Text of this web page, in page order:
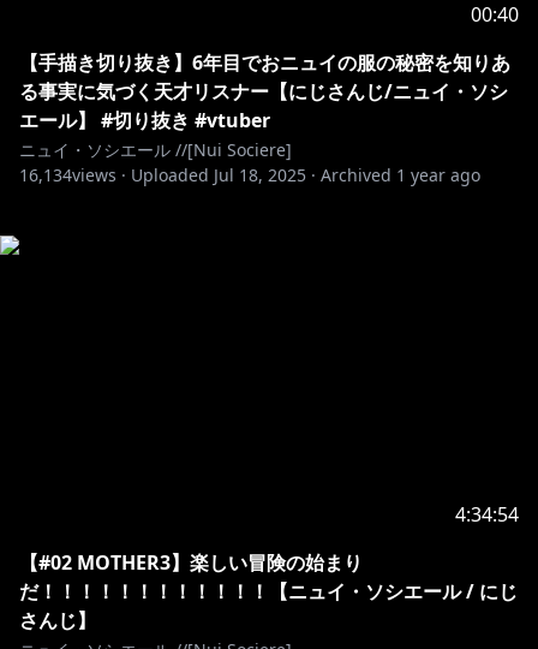
00:40
【手描き切り抜き】6年目でおニュイの服の秘密を知りあ
る事実に気づく天才リスナー【にじさんじ/ニュイ・ソシ
エール】 #切り抜き #vtuber
ニュイ・ソシエール //[Nui Sociere]
16,134views · Uploaded Jul 18, 2025 · Archived 1 year ago
4:34:54
【#02 MOTHER3】楽しい冒険の始まり
だ！！！！！！！！！！！！【ニュイ・ソシエール / にじ
さんじ】